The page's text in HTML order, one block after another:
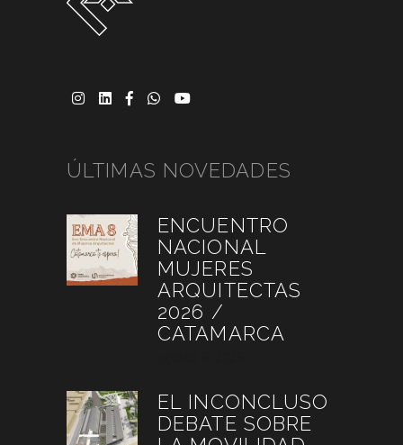
ÚLTIMAS NOVEDADES
ENCUENTRO
NACIONAL
MUJERES
ARQUITECTAS
2026 /
CATAMARCA
EL INCONCLUSO
DEBATE SOBRE